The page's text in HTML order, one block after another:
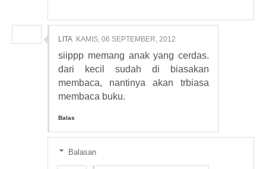
LITA KAMIS, 06 SEPTEMBER, 2012
siippp memang anak yang cerdas.
dari kecil sudah di biasakan
membaca, nantinya akan trbiasa
membaca buku.
Balas
Balasan